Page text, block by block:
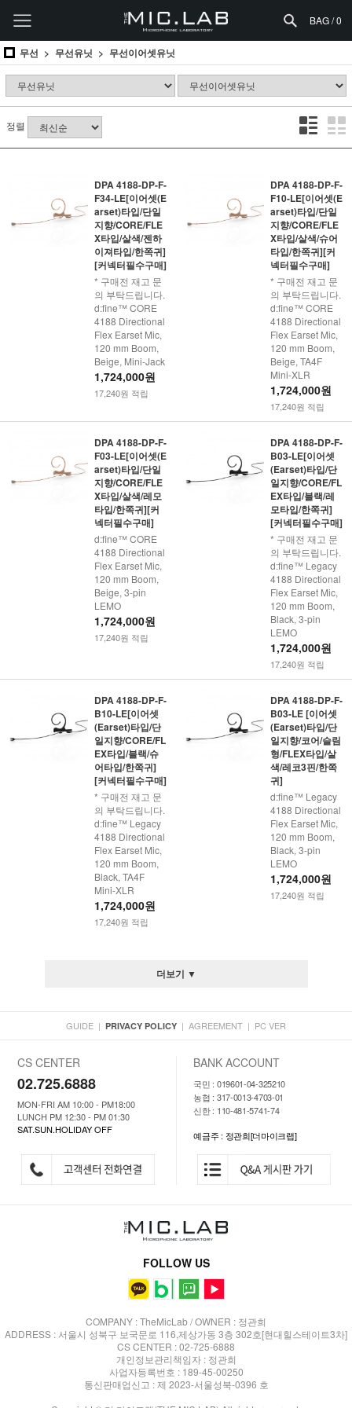
BAG /0
무선 무선유닛 무선이어셋유닛
정렬
DPA 4188-DP-F-
F34-LE[이어셋(E
arset)타입/단일
지향/CORE/FLE
X타입/살색/젠하
이져타입/한쪽귀]
[커넥터필수구매]
* 구매전 재고 문
의 부탁드립니다.
d:fine™ CORE
4188 Directional
Flex Earset Mic,
120 mm Boom,
Beige, Mini-Jack
1,724,000원
17,240원 적립
DPA 4188-DP-F-
F10-LE[이어셋(E
arset)타입/단일
지향/CORE/FLE
X타입/살색/슈어
타입/한쪽귀][커
넥터필수구매]
* 구매전 재고 문
의 부탁드립니다.
d:fine™ CORE
4188 Directional
Flex Earset Mic,
120 mm Boom,
Beige, TA4F
Mini-XLR
1,724,000원
17,240원 적립
DPA 4188-DP-F-
F03-LE[이어셋(E
arset)타입/단일
지향/CORE/FLE
X타입/살색/레모
타입/한쪽귀][커
넥터필수구매]
d:fine™ CORE
4188 Directional
Flex Earset Mic,
120 mm Boom,
Beige, 3-pin
LEMO
1,724,000원
17,240원 적립
DPA 4188-DP-F-
B03-LE[이어셋
(Earset)타입/단
일지향/CORE/FL
EX타입/블랙/레
모타입/한쪽귀]
[커넥터필수구매]
* 구매전 재고 문
의 부탁드립니다.
d:fine™ Legacy
4188 Directional
Flex Earset Mic,
120 mm Boom,
Black, 3-pin
LEMO
1,724,000원
17,240원 적립
DPA 4188-DP-F-
B10-LE[이어셋
(Earset)타입/단
일지향/CORE/FL
EX타입/블랙/슈
어타입/한쪽귀]
[커넥터필수구매]
* 구매전 재고 문
의 부탁드립니다.
d:fine™ Legacy
4188 Directional
Flex Earset Mic,
120 mm Boom,
Black, TA4F
Mini-XLR
1,724,000원
17,240원 적립
DPA 4188-DP-F-
B03-LE [이어셋
(Earset)타입/단
일지향/코어/슬림
형/FLEX타입/살
색/레코3핀/한쪽
귀]
d:fine™ Legacy
4188 Directional
Flex Earset Mic,
120 mm Boom,
Black, 3-pin
LEMO
1,724,000원
17,240원 적립
더보기 ▼
GUIDE | PRIVACY POLICY | AGREEMENT | PC VER
CS CENTER
02.725.6888
MON-FRI AM 10:00 - PM18:00
LUNCH PM 12:30 - PM 01:30
SAT.SUN.HOLIDAY OFF
BANK ACCOUNT
국민 : 019601-04-325210
농협 : 317-0013-4703-01
신한 : 110-481-5741-74
예금주 : 정관희[더마이크랩]
FOLLOW US
COMPANY : TheMicLab / OWNER : 정관희
ADDRESS : 서울시 성북구 보국문로 116,제상가동 3층 302호[현대힐스테이트3차]
CS CENTER : 02-725-6888
개인정보관리책임자 : 정관희
사업자등록번호 : 189-45-00250
통신판매업신고 : 제 2023-서울성북-0396 호